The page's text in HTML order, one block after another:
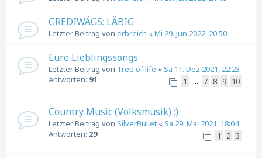
GREDIWÄGS: LÄBIG
Letzter Beitrag von erbreich «Mi 29. Jun 2022, 20:50
Eure Lieblingssongs
Letzter Beitrag von Tree of life «Sa 11. Dez 2021, 22:23
Antworten: 91 1 … 7 8 9 10
Country Music (Volksmusik) :)
Letzter Beitrag von SilverBullet «Sa 29. Mai 2021, 18:04
Antworten: 29 1 2 3